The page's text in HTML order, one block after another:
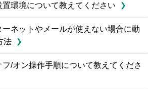
置環境について教えてください
ーネットやメールが使えない場合に動
法
フ/オン操作手順について教えてくださ